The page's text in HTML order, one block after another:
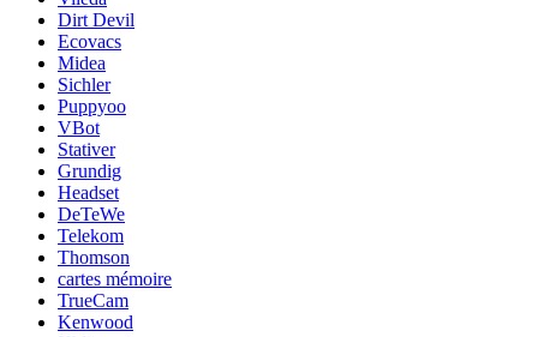
Dirt Devil
Ecovacs
Midea
Sichler
Puppyoo
VBot
Stativer
Grundig
Headset
DeTeWe
Telekom
Thomson
cartes mémoire
TrueCam
Kenwood